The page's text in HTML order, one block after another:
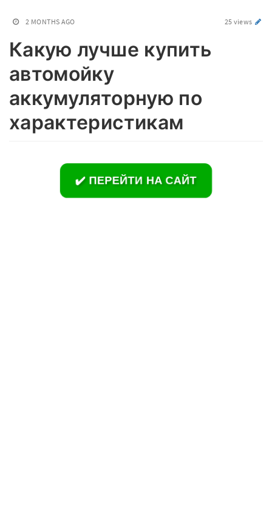
2 MONTHS AGO 25 views
Какую лучше купить
автомойку
аккумуляторную по
характеристикам
✔️ ПЕРЕЙТИ НА САЙТ